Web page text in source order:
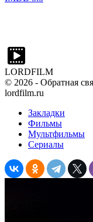
LORDFILM
© 2026 - Обратная
lordfilm.ru
Закладки
Фильмы
Мультфильмы
Сериалы